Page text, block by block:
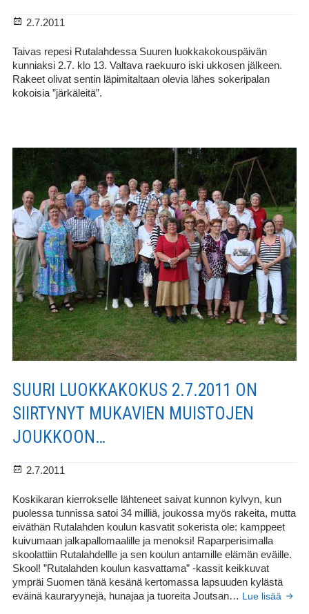
Julkaistu
2.7.2011
Taivas repesi Rutalahdessa Suuren luokkakokouspäivän
kunniaksi 2.7. klo 13. Valtava raekuuro iski ukkosen jälkeen.
Rakeet olivat sentin läpimitaltaan olevia lähes sokeripalan
kokoisia ”järkäleitä”.
SUURI LUOKKAKOKUS 2.7.2011 ON
SIIRTYNYT MUKAVIEN MUISTOJEN
JOUKKOON…
Julkaistu
2.7.2011
Koskikaran kierrokselle lähteneet saivat kunnon kylvyn, kun
puolessa tunnissa satoi 34 milliä, joukossa myös rakeita, mutta
eiväthän Rutalahden koulun kasvatit sokerista ole: kamppeet
kuivumaan jalkapallomaalille ja menoksi! Raparperisimalla
skoolattiin Rutalahdellle ja sen koulun antamille elämän eväille.
Skool! ”Rutalahden koulun kasvattama” -kassit keikkuvat
ympräi Suomen tänä kesänä kertomassa lapsuuden kylästä
eväinä kauraryynejä, hunajaa ja tuoreita Joutsan… Lue lisää Suuri